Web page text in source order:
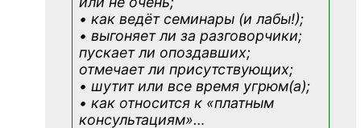
• как ведёт семинары (и лабы!);
• выгоняет ли за разговорчики;
пускает ли опоздавших;
отмечает ли присутствующих;
• шутит или все время угрюм(а);
• как относится к «платным
консультациям»…